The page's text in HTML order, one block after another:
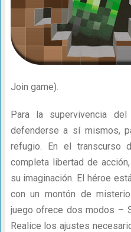
Join game).
Para la supervivencia
defenderse a sí mismos,
refugio. En el transcurso
completa libertad de
su imaginación. El héroe
con un montón de
juego ofrece dos modos –
Realice los ajustes